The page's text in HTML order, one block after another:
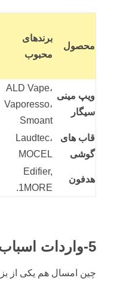
محصول
برندهای
محبوب
ویپ مینی
سیگار
ALD Vape،
Vaporesso،
Smoant
قاب های
گوشی
Laudtec،
MOCEL
هدفون
Edifier,
1MORE.
5-واردات اسباب بازی از چین
چین امسال هم یکی از